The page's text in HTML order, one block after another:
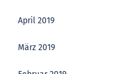
April 2019
März 2019